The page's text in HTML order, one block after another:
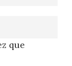
que